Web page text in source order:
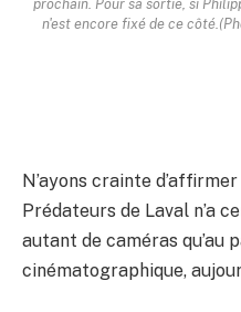
prochain. Pour sa sortie, si
n'est encore fixé de ce côté.
N’ayons crainte
Prédateurs de Laval n’a
autant de caméras qu’au
cinématographique,